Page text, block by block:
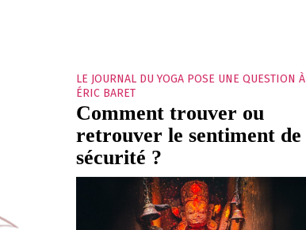
LE JOURNAL DU YOGA POSE UNE QUESTION À
ÉRIC BARET
Comment trouver ou
retrouver le sentiment de
sécurité ?